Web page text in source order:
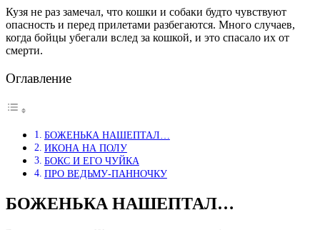
Кузя не раз замечал, что кошки и собаки будто чувствуют
опасность и перед прилетами разбегаются. Много случаев,
когда бойцы убегали вслед за кошкой, и это спасало их от
смерти.
Оглавление
БОЖЕНЬКА НАШЕПТАЛ…
ИКОНА НА ПОЛУ
БОКС И ЕГО ЧУЙКА
ПРО ВЕДЬМУ-ПАННОЧКУ
БОЖЕНЬКА НАШЕПТАЛ…